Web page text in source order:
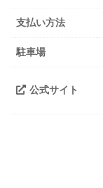
支払い方法
駐車場
公式サイト